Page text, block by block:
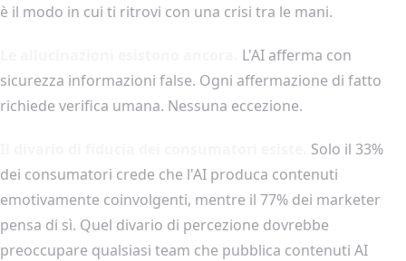
è il modo in cui ti ritrovi con una crisi tra le mani.
L'AI afferma con
sicurezza informazioni false. Ogni affermazione di fatto
richiede verifica umana. Nessuna eccezione.
Solo il 33%
dei consumatori crede che l'AI produca contenuti
emotivamente coinvolgenti, mentre il 77% dei marketer
pensa di sì. Quel divario di percezione dovrebbe
preoccupare qualsiasi team che pubblica contenuti AI